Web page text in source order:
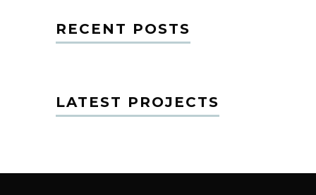
RECENT POSTS
LATEST PROJECTS